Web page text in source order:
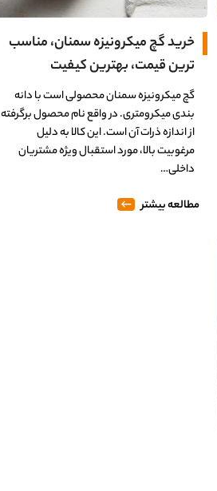
خرید گچ میکرونیزه سمنان، مناسب
ترین قیمت، بهترین کیفیت
گچ میکرونیزه سمنان محصولی است با دانه
بندی میکرومتری. در واقع نام محصول برگرفته
از اندازه ذرات آن است. این کالا به دلیل
مرغوبیت بالا، مورد استقبال ویژه مشتریان
داخلی…
مطالعه بیشتر